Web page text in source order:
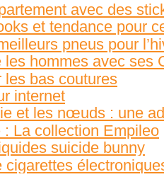
avec des
et tendance pour
pneus pour
les hommes avec ses
les bas coutures
internet
et les nœuds : une
La collection Empileo
suicide bunny
cigarettes